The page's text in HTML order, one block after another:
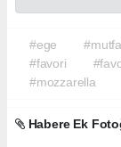
#ege
#favori
#mozzarella
Habere Ek